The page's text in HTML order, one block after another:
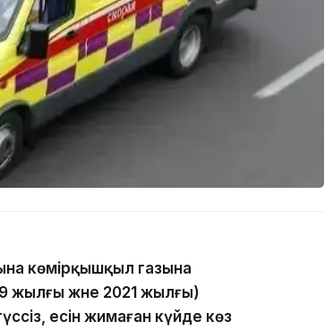
көмірқышқыл газына
жылғы және 2021 жылғы)
есін жимаған күйде көз